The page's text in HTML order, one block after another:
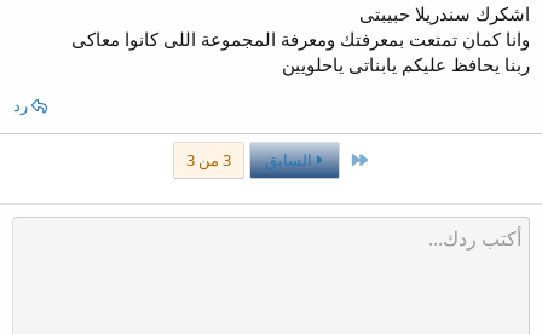
اشكرك سندريلا حبيبتى
وانا كمان تمتعت بمعرفتك ومعرفة المجموعة اللى كانوا معاكى
ربنا يحافظ عليكم يابناتى ياحلويين
رد
الأول السابق 3 من 3